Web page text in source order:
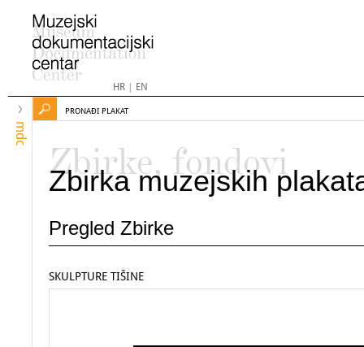
HR| EN
mdc
PRONAĐI PLAKAT
Zbirke, fondovi
Zbirka muzejskih
Pregled Zbirke
SKULPTURE TIŠINE